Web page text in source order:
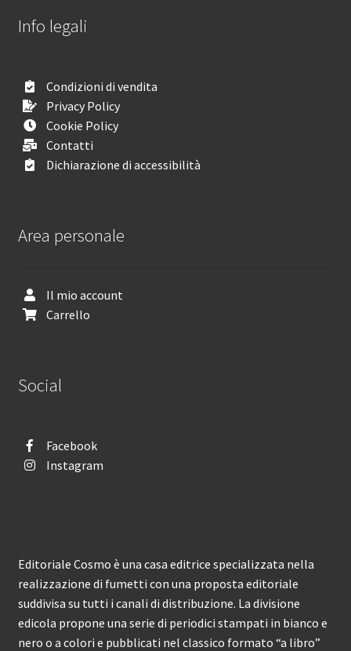
Info legali
Condizioni di vendita
Privacy Policy
Cookie Policy
Contatti
Dichiarazione di accessibilità
Area personale
Il mio account
Carrello
Social
Facebook
Instagram
Editoriale Cosmo è una casa editrice specializzata nella
realizzazione di fumetti con una proposta editoriale
suddivisa su tutti i canali di distribuzione. La divisione
edicola propone una serie di periodici stampati in bianco e
nero o a colori e pubblicati nel classico formato “a libro”